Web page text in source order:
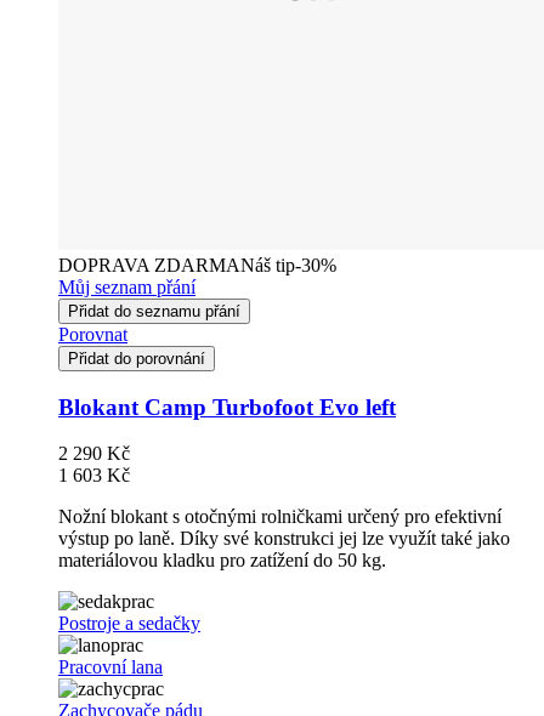
DOPRAVA ZDARMANáš tip-30%
Můj seznam přání
Přidat do seznamu přání
Porovnat
Přidat do porovnání
Blokant Camp Turbofoot Evo left
2 290 Kč
1 603 Kč
Nožní blokant s otočnými rolničkami určený pro efektivní
výstup po laně. Díky své konstrukci jej lze využít také jako
materiálovou kladku pro zatížení do 50 kg.
Postroje a sedačky
Pracovní lana
Zachycovače pádu